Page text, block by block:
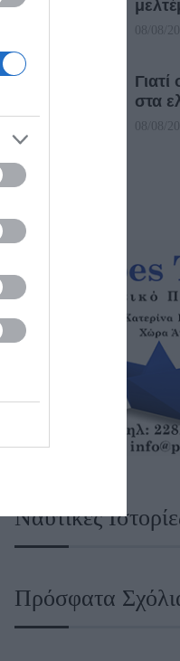
08/08/
στα
08/08/
Ναυτικές
Πρόσφατα